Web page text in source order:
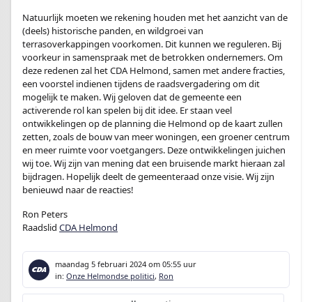
Natuurlijk moeten we rekening houden met het aanzicht van de
(deels) historische panden, en wildgroei van
terrasoverkappingen voorkomen. Dit kunnen we reguleren. Bij
voorkeur in samenspraak met de betrokken ondernemers. Om
deze redenen zal het CDA Helmond, samen met andere fracties,
een voorstel indienen tijdens de raadsvergadering om dit
mogelijk te maken. Wij geloven dat de gemeente een
activerende rol kan spelen bij dit idee. Er staan veel
ontwikkelingen op de planning die Helmond op de kaart zullen
zetten, zoals de bouw van meer woningen, een groener centrum
en meer ruimte voor voetgangers. Deze ontwikkelingen juichen
wij toe. Wij zijn van mening dat een bruisende markt hieraan zal
bijdragen. Hopelijk deelt de gemeenteraad onze visie. Wij zijn
benieuwd naar de reacties!
Ron Peters
Raadslid CDA Helmond
maandag 5 februari 2024 om 05:55 uur
in: Onze Helmondse politici, Ron